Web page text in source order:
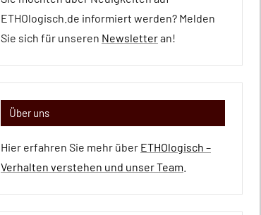
ETHOlogisch.de informiert werden? Melden
Sie sich für unseren Newsletteran!
Über uns
Hier erfahren Sie mehr über ETHOlogisch –
Verhalten verstehen und unser Team